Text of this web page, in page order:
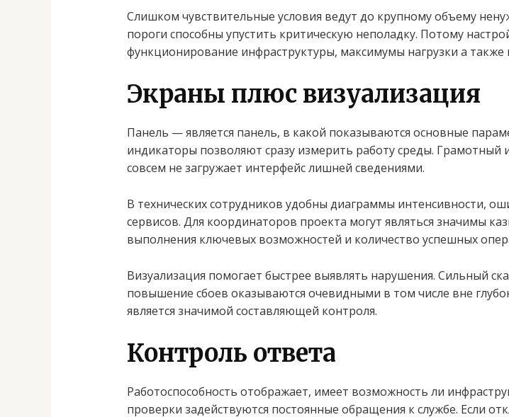
Слишком чувствительные условия ведут до крупному объему
пороги способны упустить критическую неполадку. Потому
функционирование инфраструктуры, максимумы нагрузки а
Экраны плюс визуализация
Панель — является панель, в какой показываются основные
индикаторы позволяют сразу измерить работу среды.
совсем не загружает интерфейс лишней сведениями.
В технических сотрудников удобны диаграммы интенсивности,
сервисов. Для координаторов проекта могут являться значимы
выполнения ключевых возможностей и количество успешных
Визуализация помогает быстрее выявлять нарушения. Сильный
повышение сбоев оказываются очевидными в том числе вне
является значимой составляющей контроля.
Контроль ответа
Работоспособность отображает, имеет возможность ли
проверки задействуются постоянные обращения к службе. Если